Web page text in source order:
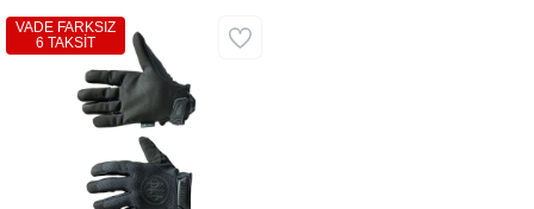
VADE FARKSIZ
6 TAKSİT